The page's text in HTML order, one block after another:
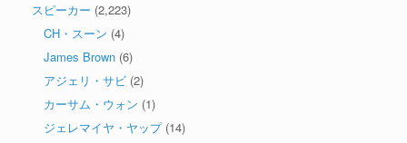
スピーカー (2,223)
CH・スーン (4)
James Brown (6)
アジェリ・サビ (2)
カーサム・ウォン (1)
ジェレマイヤ・ヤップ(14)